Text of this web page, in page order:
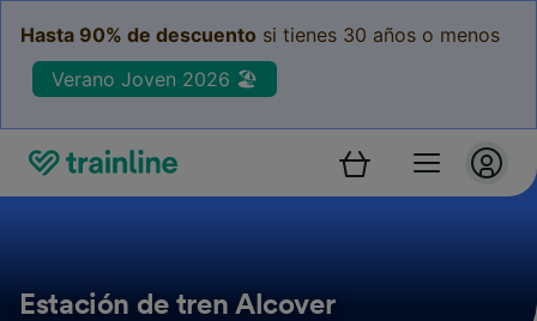
Hasta 90% de descuento si tienes 30 años o menos
Verano Joven 2026 🏖️
Estación de tren Alcover